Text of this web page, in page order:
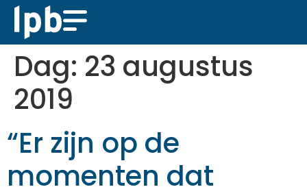
Dag: 23 augustus
2019
“Er zijn op de
momenten dat